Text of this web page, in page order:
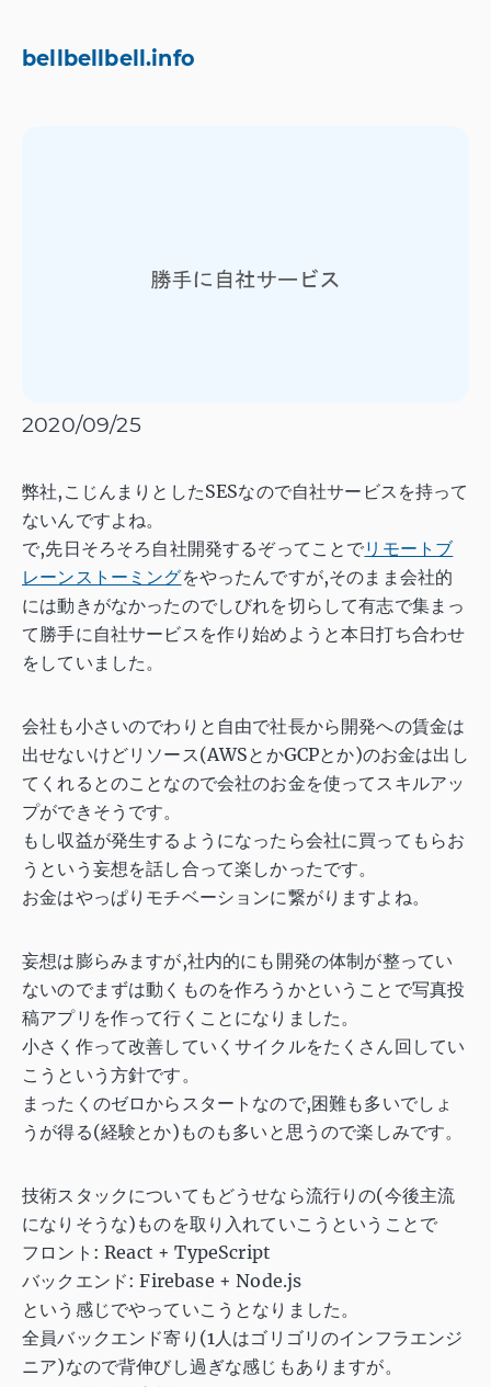
bellbellbell.info
2020/09/25
弊社,こじんまりとしたSESなので自社サービスを持って
ないんですよね。
で,先日そろそろ自社開発するぞってことでリモートブ
レーンストーミングをやったんですが,そのまま会社的
には動きがなかったのでしびれを切らして有志で集まっ
て勝手に自社サービスを作り始めようと本日打ち合わせ
をしていました。
会社も小さいのでわりと自由で社長から開発への賃金は
出せないけどリソース(AWSとかGCPとか)のお金は出し
てくれるとのことなので会社のお金を使ってスキルアッ
プができそうです。
もし収益が発生するようになったら会社に買ってもらお
うという妄想を話し合って楽しかったです。
お金はやっぱりモチベーションに繋がりますよね。
妄想は膨らみますが,社内的にも開発の体制が整ってい
ないのでまずは動くものを作ろうかということで写真投
稿アプリを作って行くことになりました。
小さく作って改善していくサイクルをたくさん回してい
こうという方針です。
まったくのゼロからスタートなので,困難も多いでしょ
うが得る(経験とか)ものも多いと思うので楽しみです。
技術スタックについてもどうせなら流行りの(今後主流
になりそうな)ものを取り入れていこうということで
フロント: React + TypeScript
バックエンド: Firebase + Node.js
という感じでやっていこうとなりました。
全員バックエンド寄り(1人はゴリゴリのインフラエンジ
ニア)なので背伸びし過ぎな感じもありますが。